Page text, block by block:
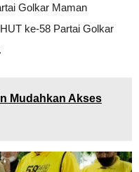
Golkar Maman
ke-58 Partai Golkar
Mudahkan Akses